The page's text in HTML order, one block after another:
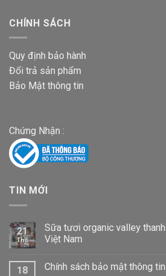
CHÍNH SÁCH
Quy định bảo hành
Đổi trả sản phẩm
Bảo Mật thông tin
Chứng Nhận :
TIN MỚI
21
Th6
Sữa tươi organic valley
Việt Nam
18 Chính sách bảo mật thông tin